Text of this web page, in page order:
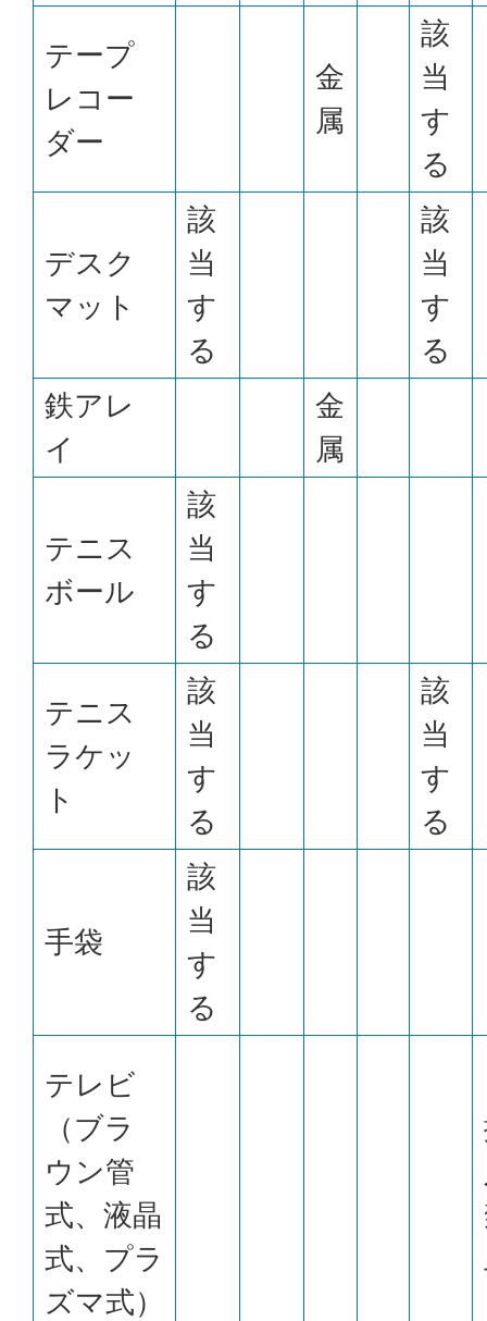
テープ
レコー
ダー
金
属
該
当
す
る
デスク
マット
該
当
す
る
該
当
す
る
鉄アレ
イ
金
属
テニス
ボール
該
当
す
る
テニス
ラケッ
ト
該
当
す
る
該
当
す
る
手袋
該
当
す
る
テレビ
（ブラ
ウン管
式、液晶
式、プラ
ズマ式）